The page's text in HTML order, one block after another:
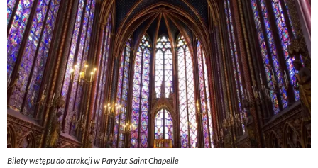
Bilety wstępu do atrakcji w Paryżu: Saint Chapelle